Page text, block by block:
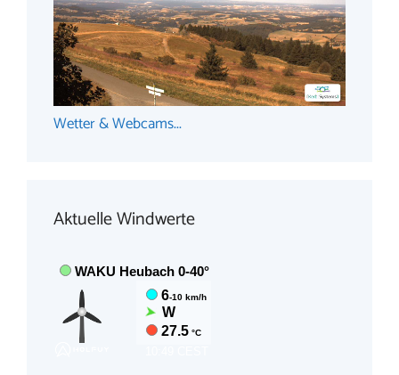
Wetter & Webcams...
Aktuelle Windwerte